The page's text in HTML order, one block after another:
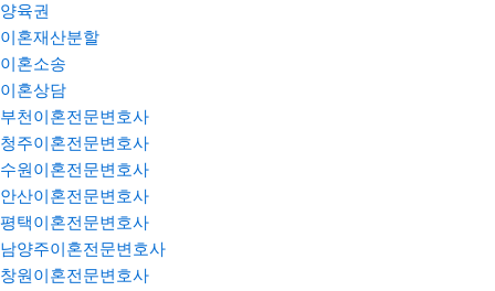
양육권
이혼재산분할
이혼소송
이혼상담
부천이혼전문변호사
청주이혼전문변호사
수원이혼전문변호사
안산이혼전문변호사
평택이혼전문변호사
남양주이혼전문변호사
창원이혼전문변호사